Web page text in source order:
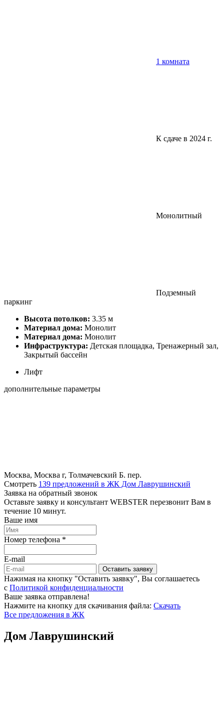
1 комната
К сдаче в 2024 г.
Монолитный
Подземный
паркинг
Высота потолков: 3.35 м
Материал дома: Монолит
Материал дома: Монолит
Инфраструктура: Детская площадка, Тренажерный зал,
Закрытый бассейн
Лифт
дополнительные параметры
Москва, Москва г, Толмачевский Б. пер.
Смотреть 139 предложений в ЖК Дом Лаврушинский
Заявка на обратный звонок
Оставьте заявку и консультант WEBSTER перезвонит Вам в
течение 10 минут.
Ваше имя
Номер телефона *
E-mail
Оставить заявку
Нажимая на кнопку "Оставить заявку", Вы соглашаетесь
c Политикой конфиденциальности
Ваше заявка отправлена!
Нажмите на кнопку для скачивания файла: Скачать
Все предложения в ЖК
Дом Лаврушинский